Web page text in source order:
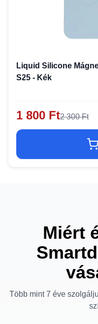
Liquid Silicone
S25 - Kék
1 800 Ft2 300 Ft
Miért
Több mint 7 éve